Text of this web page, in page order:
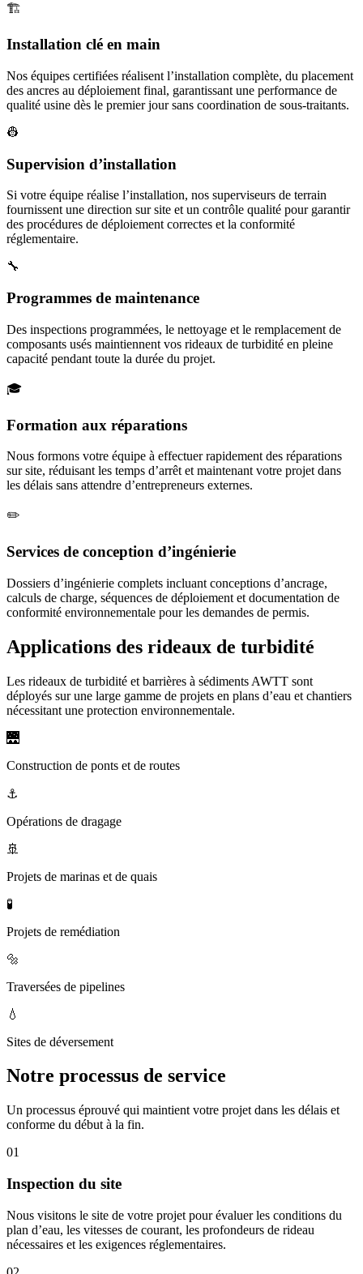
🏗️
Installation clé en main
Nos équipes certifiées réalisent l’installation complète, du placement
des ancres au déploiement final, garantissant une performance de
qualité usine dès le premier jour sans coordination de sous-traitants.
👷
Supervision d’installation
Si votre équipe réalise l’installation, nos superviseurs de terrain
fournissent une direction sur site et un contrôle qualité pour garantir
des procédures de déploiement correctes et la conformité
réglementaire.
🔧
Programmes de maintenance
Des inspections programmées, le nettoyage et le remplacement de
composants usés maintiennent vos rideaux de turbidité en pleine
capacité pendant toute la durée du projet.
🎓
Formation aux réparations
Nous formons votre équipe à effectuer rapidement des réparations
sur site, réduisant les temps d’arrêt et maintenant votre projet dans
les délais sans attendre d’entrepreneurs externes.
✏️
Services de conception d’ingénierie
Dossiers d’ingénierie complets incluant conceptions d’ancrage,
calculs de charge, séquences de déploiement et documentation de
conformité environnementale pour les demandes de permis.
Applications des rideaux de turbidité
Les rideaux de turbidité et barrières à sédiments AWTT sont
déployés sur une large gamme de projets en plans d’eau et chantiers
nécessitant une protection environnementale.
🌉
Construction de ponts et de routes
⚓
Opérations de dragage
🚢
Projets de marinas et de quais
🧪
Projets de remédiation
🔩
Traversées de pipelines
💧
Sites de déversement
Notre processus de service
Un processus éprouvé qui maintient votre projet dans les délais et
conforme du début à la fin.
01
Inspection du site
Nous visitons le site de votre projet pour évaluer les conditions du
plan d’eau, les vitesses de courant, les profondeurs de rideau
nécessaires et les exigences réglementaires.